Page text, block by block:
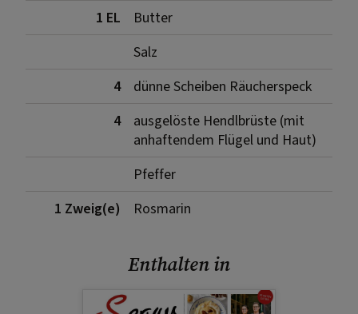
1 EL
Butter
Salz
4
dünne Scheiben Räucherspeck
4
ausgelöste Hendlbrüste (mit
anhaftendem Flügel und Haut)
Pfeffer
1 Zweig(e)
Rosmarin
Enthalten in